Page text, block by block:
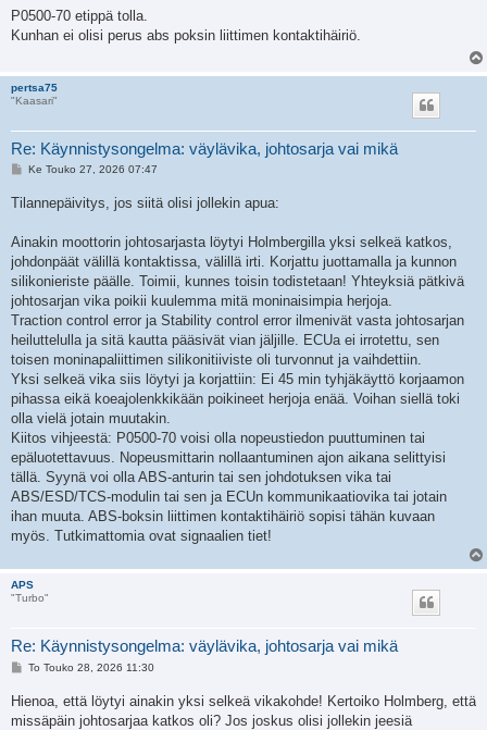
s
t
P0500-70 etippä tolla.
Kunhan ei olisi perus abs poksin liittimen kontaktihäiriö.
pertsa75
"Kaasari"
Re: Käynnistysongelma: väylävika, johtosarja vai mikä
V
s
Ke Touko 27, 2026 07:47
Tilannepäivitys, jos siitä olisi jollekin apua:
Ainakin moottorin johtosarjasta löytyi Holmbergilla yksi selkeä katkos,
johdonpäät välillä kontaktissa, välillä irti. Korjattu juottamalla ja kunnon
silikonieriste päälle. Toimii, kunnes toisin todistetaan! Yhteyksiä pätkivä
johtosarjan vika poikii kuulemma mitä moninaisimpia herjoja.
Traction control error ja Stability control error ilmenivät vasta johtosarjan
heiluttelulla ja sitä kautta pääsivät vian jäljille. ECUa ei irrotettu, sen
toisen moninapaliittimen silikonitiiviste oli turvonnut ja vaihdettiin.
Yksi selkeä vika siis löytyi ja korjattiin: Ei 45 min tyhjäkäyttö korjaamon
pihassa eikä koeajolenkkikään poikineet herjoja enää. Voihan siellä toki
olla vielä jotain muutakin.
Kiitos vihjeestä: P0500-70 voisi olla nopeustiedon puuttuminen tai
epäluotettavuus. Nopeusmittarin nollaantuminen ajon aikana selittyisi
tällä. Syynä voi olla ABS-anturin tai sen johdotuksen vika tai
ABS/ESD/TCS-modulin tai sen ja ECUn kommunikaatiovika tai jotain
ihan muuta. ABS-boksin liittimen kontaktihäiriö sopisi tähän kuvaan
myös. Tutkimattomia ovat signaalien tiet!
APS
"Turbo"
Re: Käynnistysongelma: väylävika, johtosarja vai mikä
V
s
t
To Touko 28, 2026 11:30
Hienoa, että löytyi ainakin yksi selkeä vikakohde! Kertoiko Holmberg, että
missäpäin johtosarjaa katkos oli? Jos joskus olisi jollekin jeesiä